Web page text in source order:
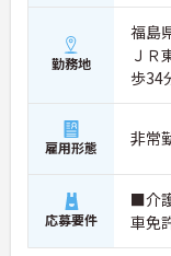
勤務地
福島
ＪＲ
歩34
雇用形態 非常
応募要件
■介
車免